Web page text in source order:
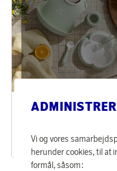
BabyBjörn
Optjen 301 point
12 510 point
300 kr
Vi og vores
herunder cookies, til at
formål, såsom: